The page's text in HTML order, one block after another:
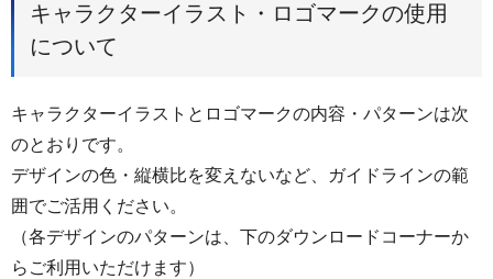
キャラクターイラスト・ロゴマークの使用
について
キャラクターイラストとロゴマークの内容・パターンは次
のとおりです。
デザインの色・縦横比を変えないなど、ガイドラインの範
囲でご活用ください。
（各デザインのパターンは、下のダウンロードコーナーか
らご利用いただけます）